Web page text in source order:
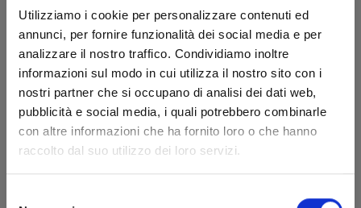
Utilizziamo i cookie per personalizzare contenuti ed
annunci, per fornire funzionalità dei social media e per
analizzare il nostro traffico. Condividiamo inoltre
informazioni sul modo in cui utilizza il nostro sito con i
nostri partner che si occupano di analisi dei dati web,
pubblicità e social media, i quali potrebbero combinarle
con altre informazioni che ha fornito loro o che hanno
raccolto dal suo utilizzo dei loro servizi.
08/04/2025
€ 12,90